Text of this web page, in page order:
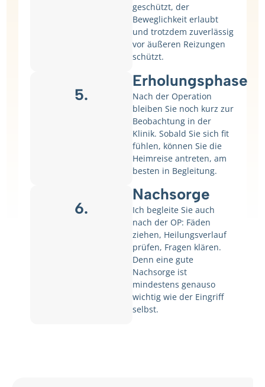
geschützt, der
Beweglichkeit erlaubt
und trotzdem zuverlässig
vor äußeren Reizungen
schützt.
5.
Erholungsphase
Nach der Operation
bleiben Sie noch kurz zur
Beobachtung in der
Klinik. Sobald Sie sich fit
fühlen, können Sie die
Heimreise antreten, am
besten in Begleitung.
6.
Nachsorge
Ich begleite Sie auch
nach der OP: Fäden
ziehen, Heilungsverlauf
prüfen, Fragen klären.
Denn eine gute
Nachsorge ist
mindestens genauso
wichtig wie der Eingriff
selbst.